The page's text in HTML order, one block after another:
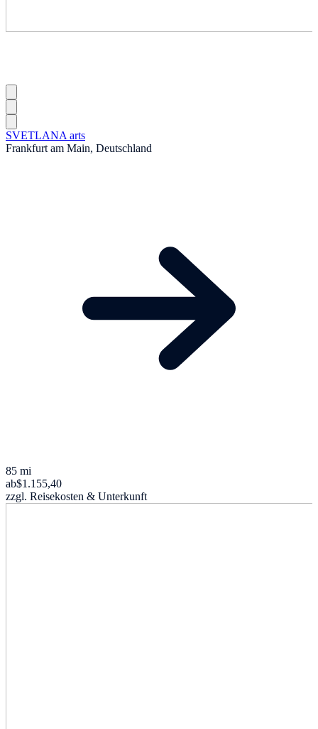
SVETLANA arts
Frankfurt am Main, Deutschland
85 mi
ab$1.155,40
zzgl. Reisekosten & Unterkunft